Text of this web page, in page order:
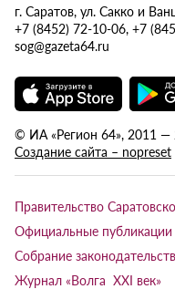
г. Саратов, ул. Сакко и
+7 (8452) 72-10-06, +7
sog@gazeta64.ru
© ИА «Регион 64», 2011
Создание сайта – nopreset
Правительство
Официальные публикации
Собрание
Журнал «Волга XXI век»